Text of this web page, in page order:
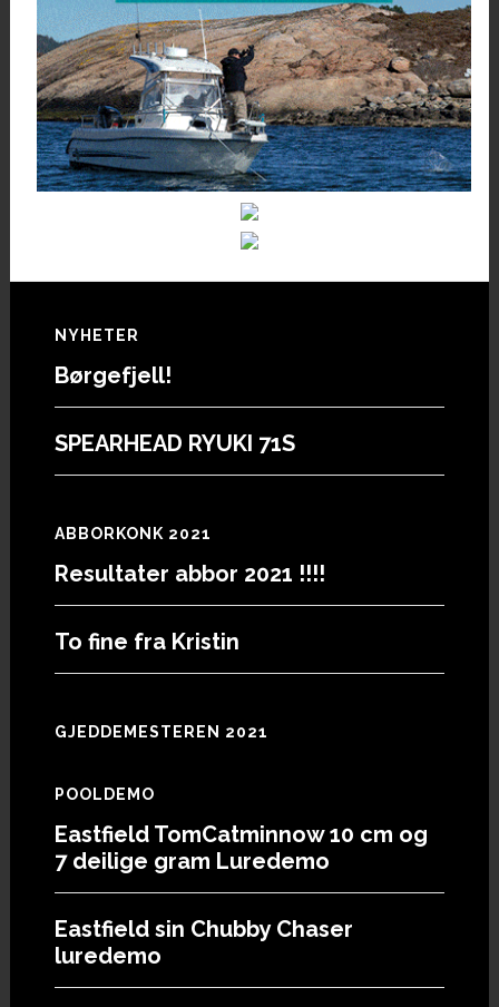
Footer
NYHETER
Børgefjell!
SPEARHEAD RYUKI 71S
ABBORKONK 2021
Resultater abbor 2021 !!!!
To fine fra Kristin
GJEDDEMESTEREN 2021
POOLDEMO
Eastfield TomCatminnow 10 cm og
7 deilige gram Luredemo
Eastfield sin Chubby Chaser
luredemo